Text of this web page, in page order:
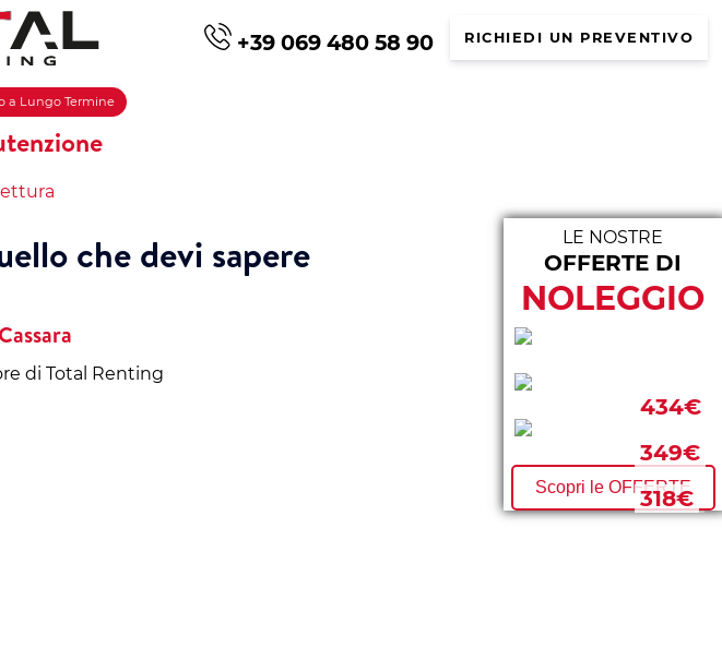
+39 069 480 58 90 RICHIEDI UN PREVENTIVO
a Lungo Termine
che devi sapere
di Total Renting
LE
293€
297€
330€
FURGONI
LE NOSTRE
OFFERTE DI
NOLEGGIO
434€
349€
318€
Scopri le OFFERTE